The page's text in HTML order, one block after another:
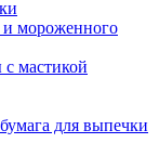
и мороженного
мастикой
для выпечки